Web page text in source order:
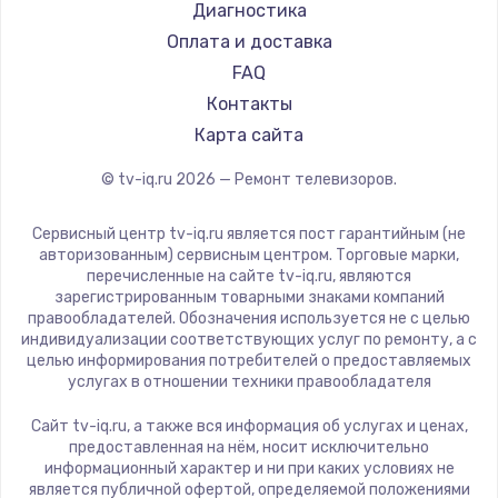
Замена видеокарты
1600 руб.
Заказать
Ремонт разъема питания
880 руб.
Заказать
Замена видеочипа
2745 руб.
Заказать
2600 руб.
Заказать
Hyundai
Doffler
Hiper
Grundig
HITACHI
Yandex
National
iFFALCON
Tuvio
Nord
BenQ
Диагностика
Оплата и доставка
FAQ
Контакты
Карта сайта
© tv-iq.ru 2026 — Ремонт телевизоров.
Сервисный центр tv-iq.ru является пост гарантийным (не
авторизованным) сервисным центром. Торговые марки,
перечисленные на сайте tv-iq.ru, являются
зарегистрированным товарными знаками компаний
правообладателей. Обозначения используется не с целью
индивидуализации соответствующих услуг по ремонту, а с
целью информирования потребителей о предоставляемых
услугах в отношении техники правообладателя
Сайт tv-iq.ru, а также вся информация об услугах и ценах,
предоставленная на нём, носит исключительно
информационный характер и ни при каких условиях не
является публичной офертой, определяемой положениями